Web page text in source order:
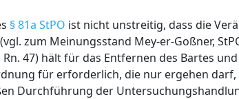
§ 81a StPO ist nicht unstreitig, dass die
zum Meinungsstand Mey-er-Goßner,
Rn. 47) hält für das Entfernen des Bartes
für erforderlich, die nur ergehen
Durchführung der